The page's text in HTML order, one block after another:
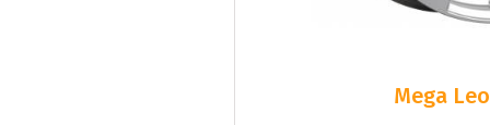
Mega